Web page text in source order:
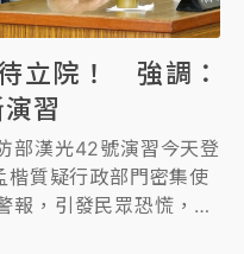
立院！ 強調：
習
部漢光42號演習今天登
楷質疑行政部門密集使
報，引發民眾恐慌，並
防部長顧立雄應立法